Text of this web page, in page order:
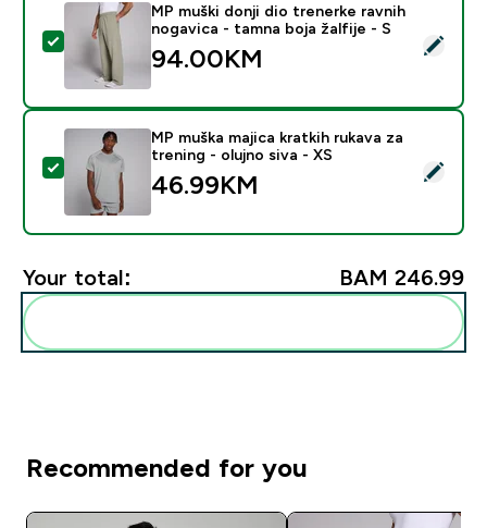
Select this product - MP muški donji dio trenerke
MP muški donji dio trenerke ravnih
nogavica - tamna boja žalfije - S
94.00KM‎
Select this product - MP muška majica kratkih rukava
MP muška majica kratkih rukava za
trening - olujno siva - XS
46.99KM‎
Your total: BAM 246.99‎
Recommended for you